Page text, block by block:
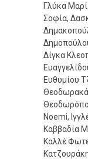
Γλύκα
Σοφία,
Δίγκα
Ευθυμίου
Noemi,
Καββαδία
Καλλέ